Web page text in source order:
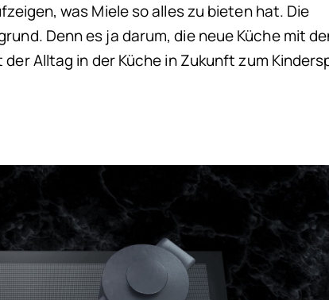
was Miele so alles zu bieten hat. Die
Denn es ja darum, die neue Küche mit
Alltag in der Küche in Zukunft zum